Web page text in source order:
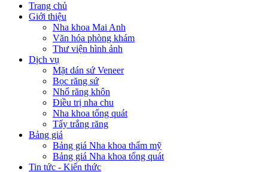
Trang chủ
Giới thiệu
Nha khoa Mai Anh
Văn hóa phòng khám
Thư viện hình ảnh
Dịch vụ
Mặt dán sứ Veneer
Bọc răng sứ
Nhổ răng khôn
Điều trị nha chu
Nha khoa tổng quát
Tẩy trắng răng
Bảng giá
Bảng giá Nha khoa thẩm mỹ
Bảng giá Nha khoa tổng quát
Tin tức - Kiến thức